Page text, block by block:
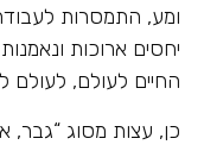
ומע, התמסרות
יחסים ארוכות
החיים לעולם,
כן, עצות מסוג “גבר,